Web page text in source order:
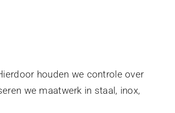
houden we controle over
we maatwerk in staal, inox,